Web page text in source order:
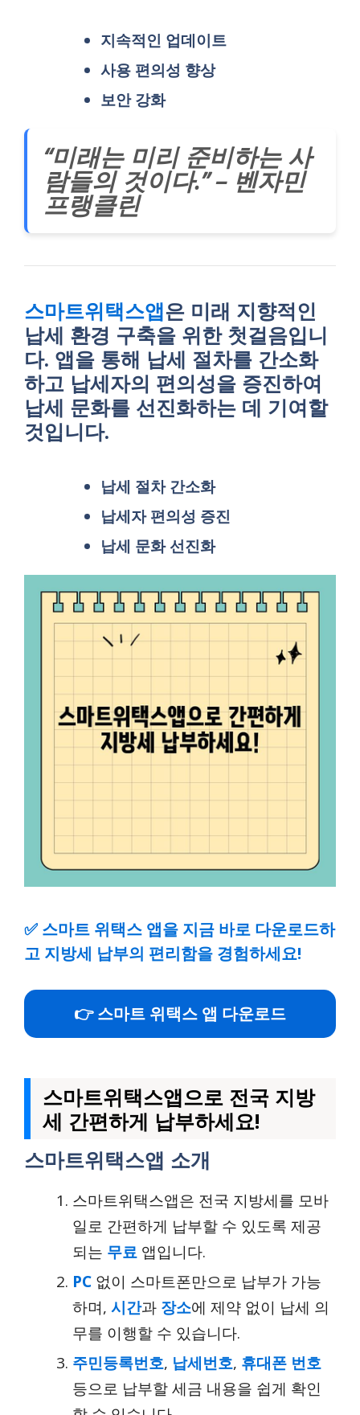
지속적인 업데이트
사용 편의성 향상
보안 강화
“미래는 미리 준비하는 사
람들의 것이다.” – 벤자민
프랭클린
스마트위택스앱은 미래 지향적인
납세 환경 구축을 위한 첫걸음입니
다. 앱을 통해 납세 절차를 간소화
하고 납세자의 편의성을 증진하여
납세 문화를 선진화하는 데 기여할
것입니다.
납세 절차 간소화
납세자 편의성 증진
납세 문화 선진화
✅ 스마트 위택스 앱을 지금 바로 다운로드하
고 지방세 납부의 편리함을 경험하세요!
👉 스마트 위택스 앱 다운로드
스마트위택스앱으로 전국 지방
세 간편하게 납부하세요!
스마트위택스앱 소개
스마트위택스앱은 전국 지방세를 모바
일로 간편하게 납부할 수 있도록 제공
되는 무료 앱입니다.
PC 없이 스마트폰만으로 납부가 가능
하며, 시간과 장소에 제약 없이 납세 의
무를 이행할 수 있습니다.
주민등록번호, 납세번호, 휴대폰 번호
등으로 납부할 세금 내용을 쉽게 확인